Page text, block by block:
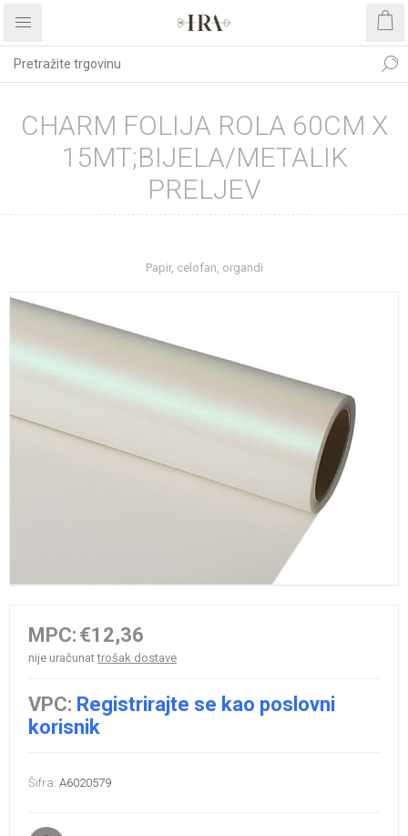
CHARM FOLIJA ROLA 60CM X
15MT;BIJELA/METALIK
PRELJEV
Papir, celofan, organdi
MPC: €12,36
nije uračunattrošak dostave
VPC: Registrirajte se kao poslovni
korisnik
Šifra: A6020579